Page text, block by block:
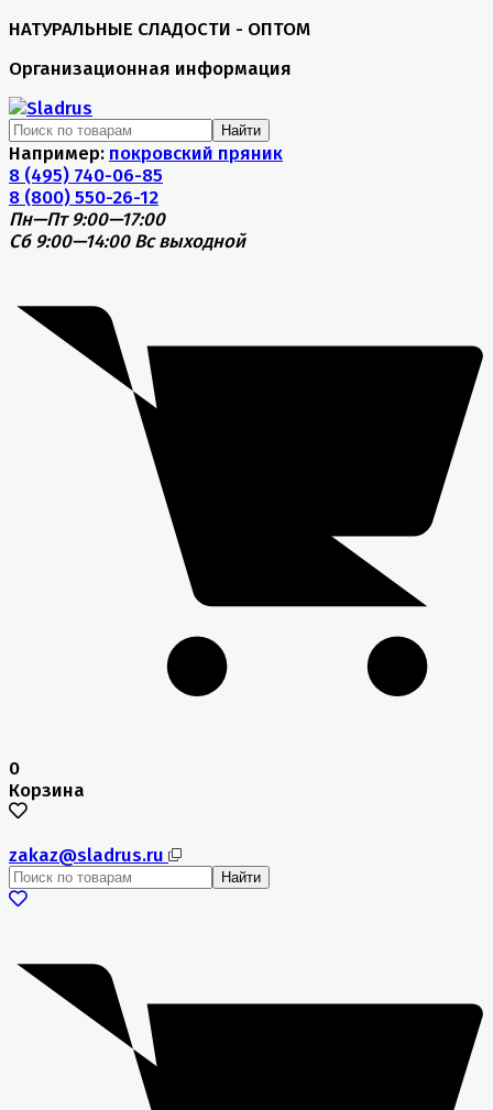
НАТУРАЛЬНЫЕ СЛАДОСТИ - ОПТОМ
Организационная информация
Найти
Например: покровский пряник
8 (495) 740-06-85
8 (800) 550-26-12
Пн—Пт 9:00—17:00
Сб 9:00—14:00 Вс выходной
0
Корзина
zakaz@sladrus.ru
Найти